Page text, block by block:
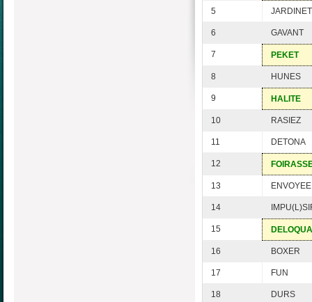
5 JARDINET
6 GAVANT
7 PEKET
8 HUNES
9 HALITE
10 RASIEZ
11 DETONA
12
13 ENVOYEE
14
15
16 BOXER
17 FUN
18 DURS